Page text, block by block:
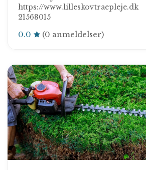
https://www.lilleskovtraepleje.dk
21568015
0.0 (0 anmeldelser)